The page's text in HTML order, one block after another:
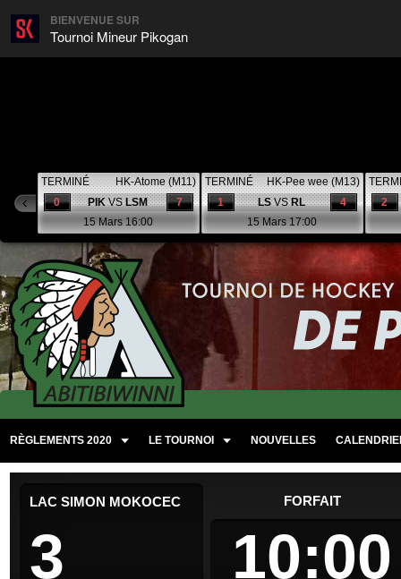
BIENVENUE SUR
Tournoi Mineur Pikogan
TERMINÉ
HK-Atome (M11)
7
0 PIKVSLSM
15 Mars 16:00
TERMINÉ
HK-Pee wee (M13)
4
1 LSVSRL
15 Mars 17:00
2
RÈGLEMENTS 2020 LE TOURNOI NOUVELLES
LAC SIMON MOKOCEC
3
FORFAIT
10:00